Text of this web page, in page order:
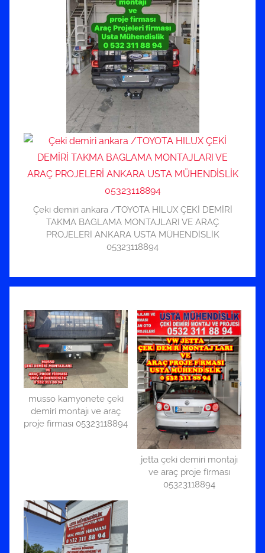
Çeki demiri ankara /TOYOTA HILUX ÇEKİ DEMİRİ
TAKMA BAGLAMA MONTAJLARI VE ARAÇ
PROJELERİ ANKARA USTA MÜHENDİSLİK
05323118894
musso kamyonete çeki
demiri montajı ve araç
proje firması 05323118894
jetta çeki demiri montajı
ve araç proje firması
05323118894